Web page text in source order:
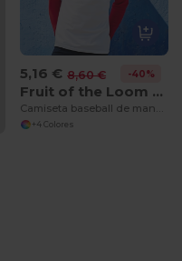
5,16 € 8,60 € -40%
Fruit of the Loom SS028
+4 Colores